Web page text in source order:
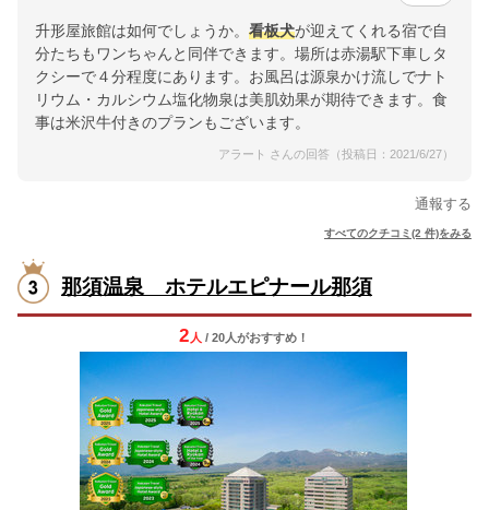
升形屋旅館は如何でしょうか。 看板犬が迎えてくれる宿で自
分たちもワンちゃんと同伴できます。場所は赤湯駅下車しタ
クシーで４分程度にあります。お風呂は源泉かけ流しでナト
リウム・カルシウム塩化物泉は美肌効果が期待できます。食
事は米沢牛付きのプランもございます。
アラート さんの回答（投稿日：2021/6/27）
通報する
すべてのクチコミ(2 件)をみる
那須温泉 ホテルエピナール那須
2 人 / 20人がおすすめ！